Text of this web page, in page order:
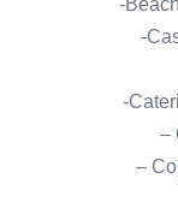
-
-
-
–
–